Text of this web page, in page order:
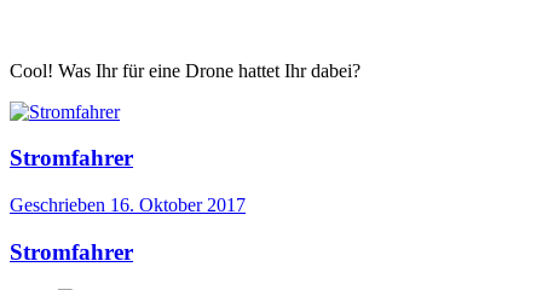
Cool! Was Ihr für eine Drone hattet Ihr dabei?
Stromfahrer
Geschrieben 16. Oktober 2017
Stromfahrer